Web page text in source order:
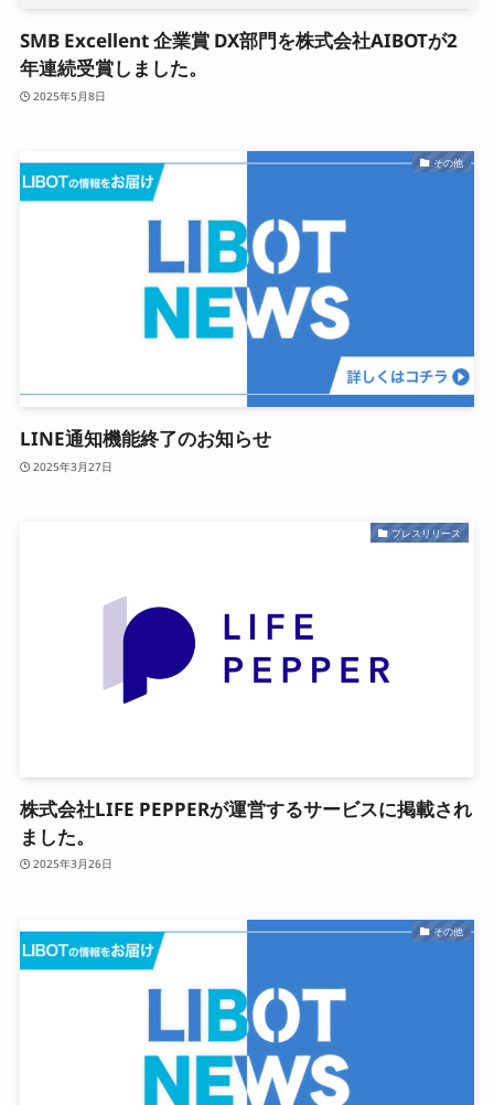
SMB Excellent 企業賞 DX部門を株式会社AIBOTが2
年連続受賞しました。
2025年5月8日
その他
LINE通知機能終了のお知らせ
2025年3月27日
プレスリリース
株式会社LIFE PEPPERが運営するサービスに掲載され
ました。
2025年3月26日
その他